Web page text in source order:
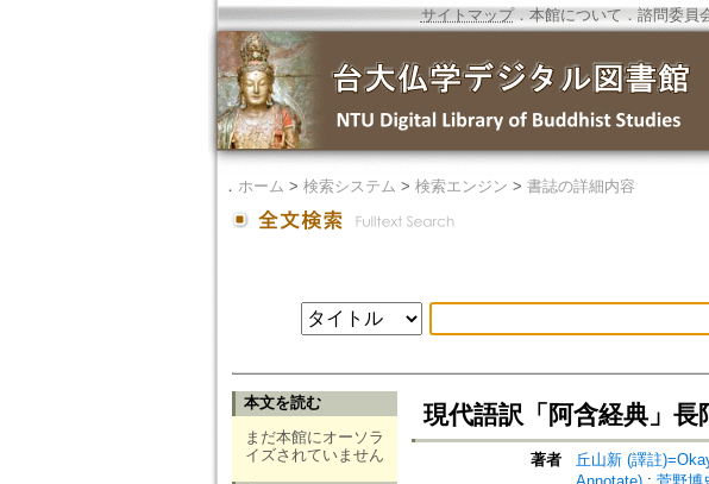
サイトマップ．本館について ． 諮問委員
． ホーム > 検索システム > 検索エンジン > 書誌の詳細内容
本文を読む
まだ本館にオーソラ
イズされていません
現代語訳「阿含経典」
著者 丘山新 (譯註